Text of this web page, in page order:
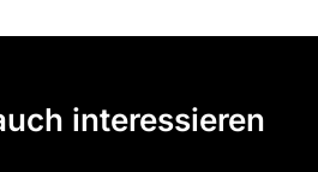
interessieren